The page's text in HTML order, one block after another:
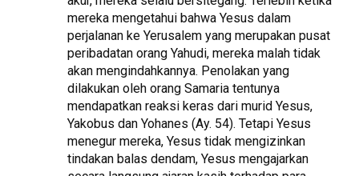
mereka mengetahui bahwa Yesus dalam
perjalanan ke Yerusalem yang merupakan pusat
peribadatan orang Yahudi, mereka malah tidak
akan mengindahkannya. Penolakan yang
dilakukan oleh orang Samaria tentunya
mendapatkan reaksi keras dari murid Yesus,
Yakobus dan Yohanes (Ay. 54). Tetapi Yesus
menegur mereka, Yesus tidak mengizinkan
tindakan balas dendam, Yesus mengajarkan